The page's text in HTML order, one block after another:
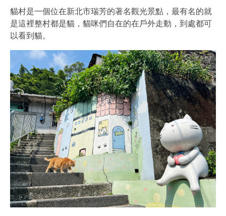
貓村是一個位在新北市瑞芳的著名觀光景點，最有名的就
是這裡整村都是貓，貓咪們自在的在戶外走動，到處都可
以看到貓。